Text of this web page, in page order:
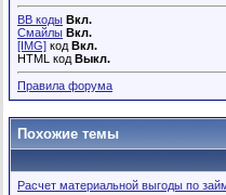
BB коды Вкл.
Смайлы Вкл.
[IMG] код Вкл.
HTML код Выкл.
Правила форума
Похожие темы
Расчет материальной выгоды по